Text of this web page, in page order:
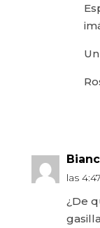
las
¿De